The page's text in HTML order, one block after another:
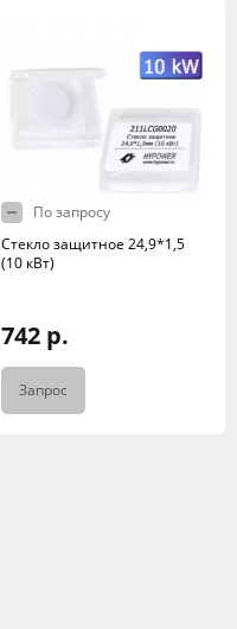
По запросу
Стекло защитное 24,9*1,5
(10 кВт)
742 р.
Запрос